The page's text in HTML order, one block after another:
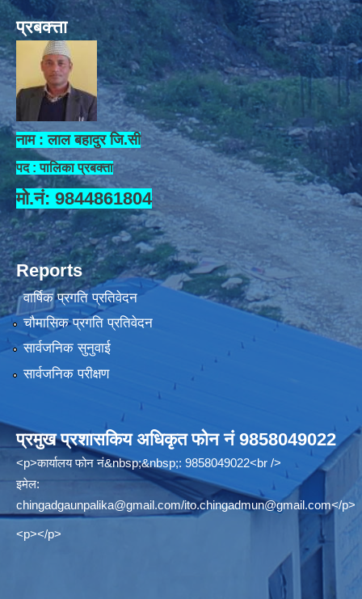
प्रबक्त्ता
नाम : लाल बहादुर जि.सी
पद : पालिका प्रबक्ता
मो.नं: 9844861804
Reports
वार्षिक प्रगति प्रतिवेदन
चौमासिक प्रगति प्रतिवेदन
सार्वजनिक सुनुवाई
सार्वजनिक परीक्षण
प्रमुख प्रशासकिय अधिकृत फोन नं 9858049022
<p>कार्यालय फोन नं&nbsp;&nbsp;: 9858049022<br />
इमेल:
chingadgaunpalika@gmail.com/ito.chingadmun@gmail.com</p>
<p></p>